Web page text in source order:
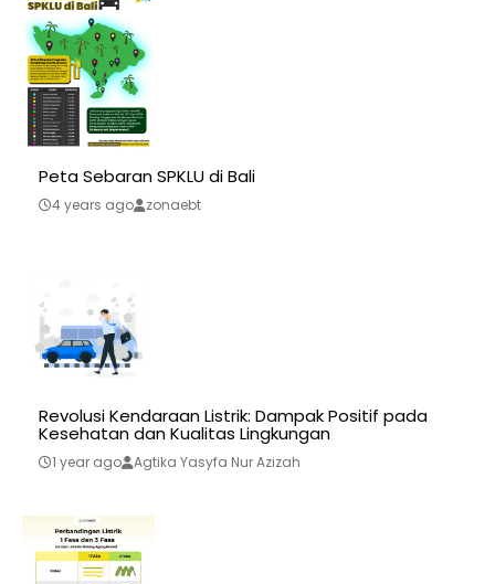
Peta Sebaran SPKLU di Bali
4 years ago zonaebt
Revolusi Kendaraan Listrik: Dampak Positif pada
Kesehatan dan Kualitas Lingkungan
1 year ago Agtika Yasyfa Nur Azizah